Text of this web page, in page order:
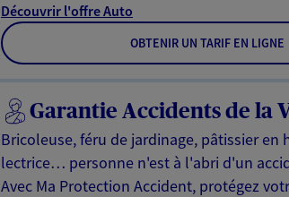
Découvrir l'offre Auto
OBTENIR UN TARIF EN LIGNE
Garantie Accidents de la
Bricoleuse, féru de jardinage, pâtissier en
lectrice… personne n'est à l'abri d'un
Avec Ma Protection Accident, protégez